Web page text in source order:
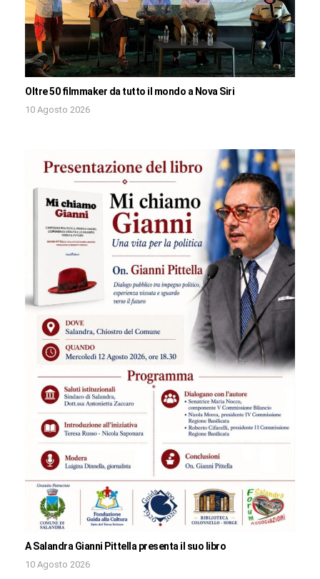
Oltre 50 filmmaker da tutto il mondo a Nova Siri
10 Agosto 2026
A Salandra Gianni Pittella presenta il suo libro
10 Agosto 2026